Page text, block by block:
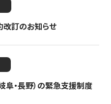
改訂のお知らせ
阜・長野）の緊急支援制度